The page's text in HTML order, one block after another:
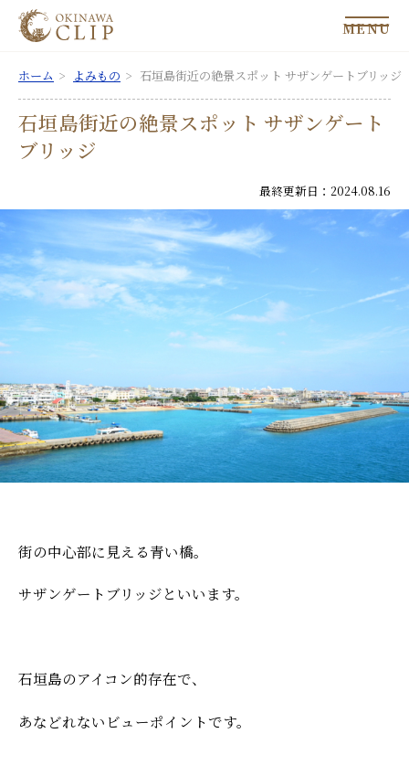
MENU
ホーム よみもの 石垣島街近の絶景スポット サザンゲートブリッジ
石垣島街近の絶景スポット サザンゲート
ブリッジ
最終更新日：2024.08.16
街の中心部に見える青い橋。
サザンゲートブリッジといいます。
石垣島のアイコン的存在で、
あなどれないビューポイントです。